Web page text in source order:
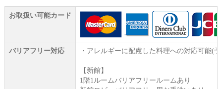
お取扱い可能カード
バリアフリー対応 ・アレルギーに配慮した料理への対応可能(
【新館】
1階1ルームバリアフリールームあり